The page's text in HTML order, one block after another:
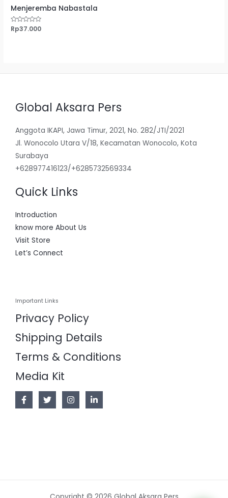
Menjeremba Nabastala
Dinilai
Rp37.000
Global Aksara Pers
Anggota IKAPI, Jawa Timur, 2021, No. 282/JTI/2021
Jl. Wonocolo Utara V/18, Kecamatan Wonocolo, Kota
Surabaya
+628977416123/+6285732569334
Quick Links
Introduction
know more About Us
Visit Store
Let’s Connect
Important Links
Privacy Policy
Shipping Details
Terms & Conditions
Media Kit